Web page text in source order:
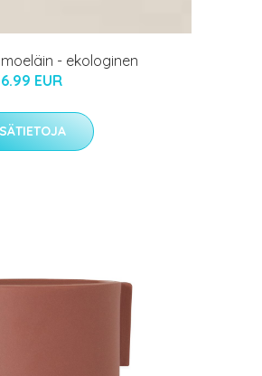
- ekologinen
EUR